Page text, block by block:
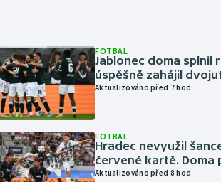
FOTBAL
Jablonec doma splnil
úspěšně zahájil
Aktualizováno před 7 hod
FOTBAL
Hradec nevyužil
červené kartě. Doma
Aktualizováno před 8 hod